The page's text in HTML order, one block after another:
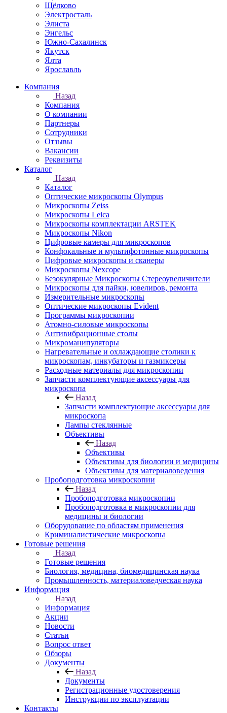
Щёлково
Электросталь
Элиста
Энгельс
Южно-Сахалинск
Якутск
Ялта
Ярославль
Компания
Назад
Компания
О компании
Партнеры
Сотрудники
Отзывы
Вакансии
Реквизиты
Каталог
Назад
Каталог
Оптические микроскопы Olympus
Микроскопы Zeiss
Микроскопы Leica
Микроскопы комплектации ARSTEK
Микроскопы Nikon
Цифровые камеры для микроскопов
Конфокальные и мультифотонные микроскопы
Цифровые микроскопы и сканеры
Микроскопы Nexcope
Безокулярные Микроскопы Стереоувеличители
Микроскопы для пайки, ювелиров, ремонта
Измерительные микроскопы
Оптические микроскопы Evident
Программы микроскопии
Атомно-силовые микроскопы
Антивибрационные столы
Микроманипуляторы
Нагревательные и охлаждающие столики к
микроскопам, инкубаторы и газмиксеры
Расходные материалы для микроскопии
Запчасти комплектующие аксессуары для
микроскопа
Назад
Запчасти комплектующие аксессуары для
микроскопа
Лампы стеклянные
Объективы
Назад
Объективы
Объективы для биологии и медицины
Объективы для материаловедения
Пробоподготовка микроскопии
Назад
Пробоподготовка микроскопии
Пробоподготовка в микроскопии для
медицины и биологии
Оборудование по областям применения
Криминалистические микроскопы
Готовые решения
Назад
Готовые решения
Биология, медицина, биомедицинская наука
Промышленность, материаловедческая наука
Информация
Назад
Информация
Акции
Новости
Статьи
Вопрос ответ
Обзоры
Документы
Назад
Документы
Регистрационные удостоверения
Инструкции по эксплуатации
Контакты